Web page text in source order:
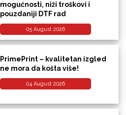
mogućnosti, niži troškovi i
pouzdaniji DTF rad
05 August 2026
PrimePrint – kvalitetan izgled
ne mora da košta više!
04 August 2026